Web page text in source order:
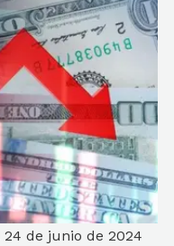
24 de junio de 2024